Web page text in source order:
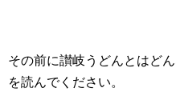
その前に讃岐うどんとはど
を読んでください。